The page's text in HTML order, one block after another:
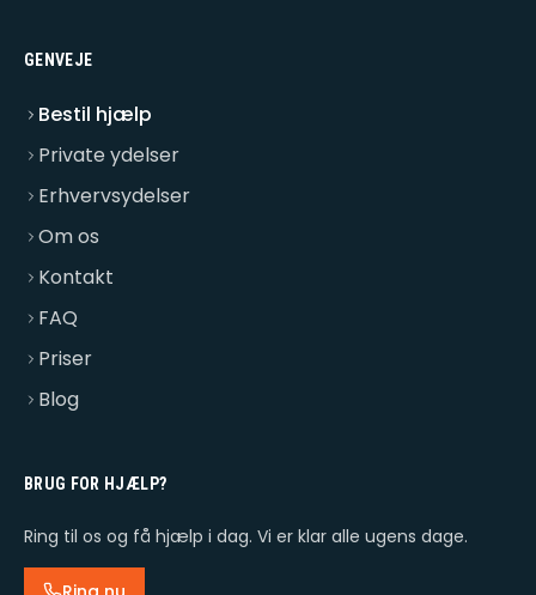
GENVEJE
Bestil hjælp
Private ydelser
Erhvervsydelser
Om os
Kontakt
FAQ
Priser
Blog
BRUG FOR HJÆLP?
Ring til os og få hjælp i dag. Vi er klar alle ugens dage.